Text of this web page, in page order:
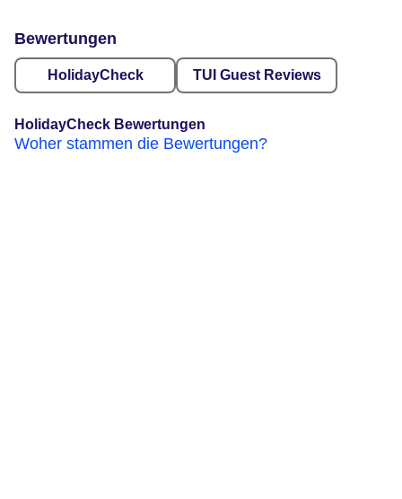
Bewertungen
HolidayCheck TUI Guest Reviews
HolidayCheck Bewertungen
Woher stammen die Bewertungen?